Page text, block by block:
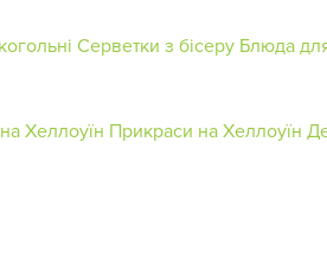
Серветки з бісеру Блюда
Хеллоуїн Прикраси на Хеллоуїн